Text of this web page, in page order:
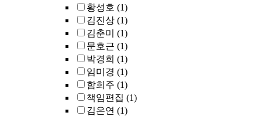
황성호 (1)
김진상 (1)
김춘미
(1)
문호근 (1)
박경희 (1)
임미경 (1)
함희주 (1)
책임편집 (1)
김은연 (1)